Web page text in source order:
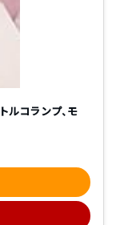
ルコランプ、モ